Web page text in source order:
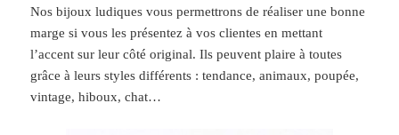
Nos bijoux ludiques vous permettrons de réaliser une bonne
marge si vous les présentez à vos clientes en mettant
l’accent sur leur côté original. Ils peuvent plaire à toutes
grâce à leurs styles différents : tendance, animaux, poupée,
vintage, hiboux, chat…